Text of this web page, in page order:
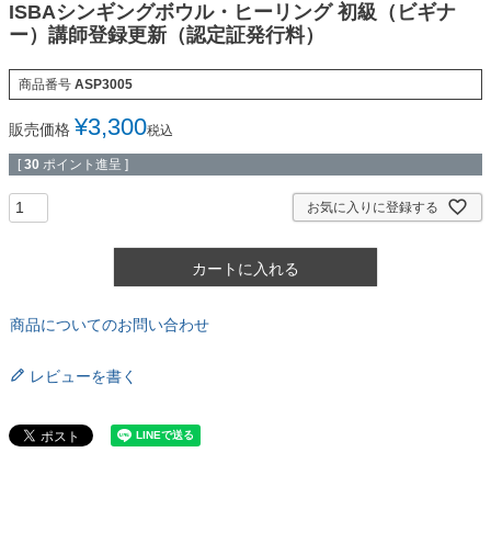
ISBAシンギングボウル・ヒーリング 初級（ビギナ
ー）講師登録更新（認定証発行料）
商品番号 ASP3005
販売価格 ¥3,300税込
[ 30 ポイント進呈 ]
お気に入りに登録する
カートに入れる
商品についてのお問い合わせ
レビューを書く